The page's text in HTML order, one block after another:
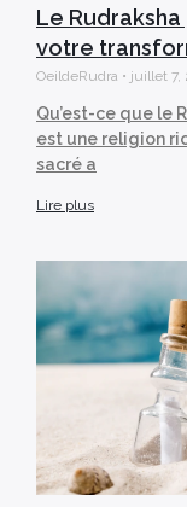
Le
votre
OeildeRudra juillet 7,
Qu’est-ce que le
est une religion
sacré a
Lire plus